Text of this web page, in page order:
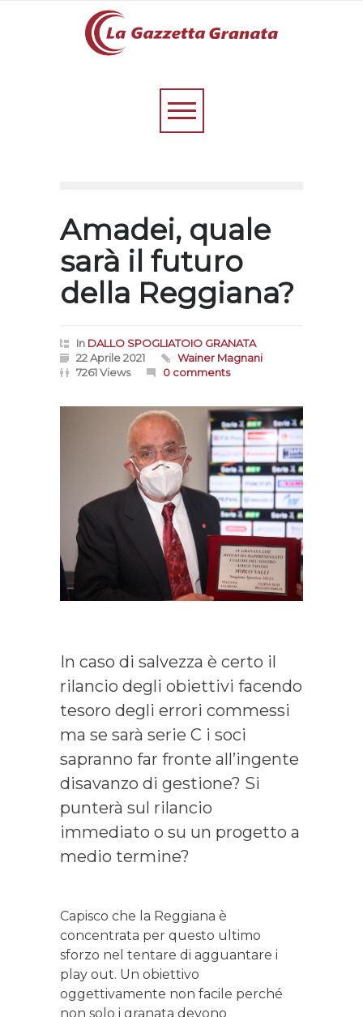
Amadei, quale
sarà il futuro
della Reggiana?
In DALLO SPOGLIATOIO GRANATA
22 Aprile 2021
Wainer Magnani
7261 Views
0 comments
In caso di salvezza è certo il
rilancio degli obiettivi facendo
tesoro degli errori commessi
ma se sarà serie C i soci
sapranno far fronte all’ingente
disavanzo di gestione? Si
punterà sul rilancio
immediato o su un progetto a
medio termine?
Capisco che la Reggiana è
concentrata per questo ultimo
sforzo nel tentare di agguantare i
play out. Un obiettivo
oggettivamente non facile perché
non solo i granata devono